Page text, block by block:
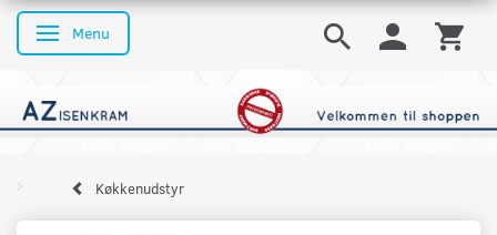
Skifte navigation
Menu
Køkkenudstyr